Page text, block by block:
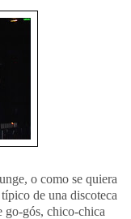
o como se quiera
de una discoteca
go-gós, chico-chica